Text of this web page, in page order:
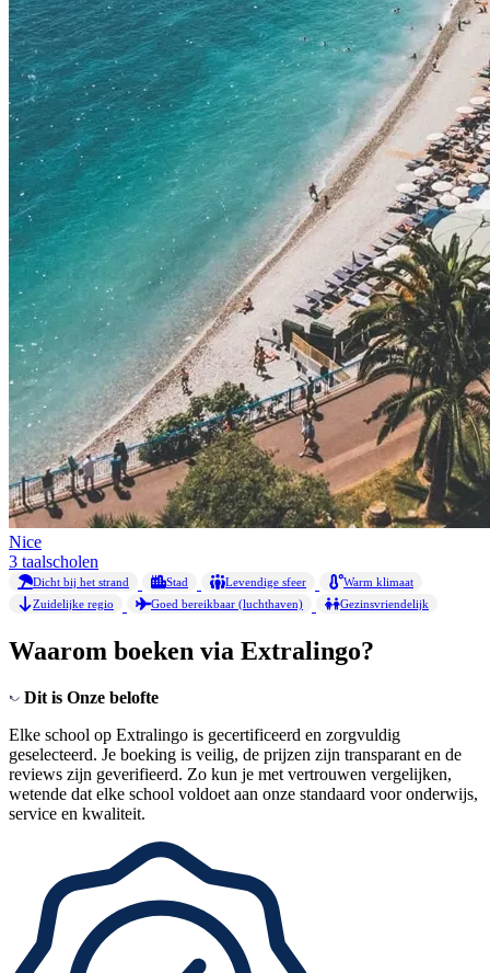
Nice
3 taalscholen
Dicht bij het strand Stad Levendige sfeer
Warm klimaat
Zuidelijke regio
Goed bereikbaar (luchthaven) Gezinsvriendelijk
Waarom boeken via Extralingo?
Dit is Onze belofte
Elke school op Extralingo is gecertificeerd en zorgvuldig
geselecteerd. Je boeking is veilig, de prijzen zijn transparant en de
reviews zijn geverifieerd. Zo kun je met vertrouwen vergelijken,
wetende dat elke school voldoet aan onze standaard voor onderwijs,
service en kwaliteit.